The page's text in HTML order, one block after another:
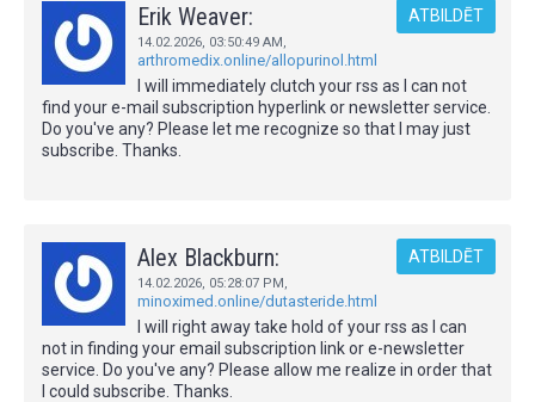
Erik Weaver:
14.02.2026, 03:50:49 AM,
arthromedix.online/allopurinol.html
ATBILDĒT
I will immediately clutch your rss as I can not
find your e-mail subscription hyperlink or newsletter service.
Do you've any? Please let me recognize so that I may just
subscribe. Thanks.
Alex Blackburn:
14.02.2026, 05:28:07 PM,
minoximed.online/dutasteride.html
ATBILDĒT
I will right away take hold of your rss as I can
not in finding your email subscription link or e-newsletter
service. Do you've any? Please allow me realize in order that
I could subscribe. Thanks.